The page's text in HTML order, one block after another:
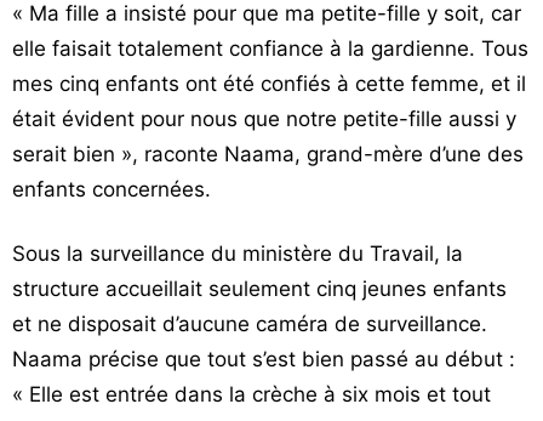
« Ma fille a insisté pour que ma petite-fille y soit, car
elle faisait totalement confiance à la gardienne. Tous
mes cinq enfants ont été confiés à cette femme, et il
était évident pour nous que notre petite-fille aussi y
serait bien », raconte Naama, grand-mère d’une des
enfants concernées.
Sous la surveillance du ministère du Travail, la
structure accueillait seulement cinq jeunes enfants
et ne disposait d’aucune caméra de surveillance.
Naama précise que tout s’est bien passé au début :
« Elle est entrée dans la crèche à six mois et tout